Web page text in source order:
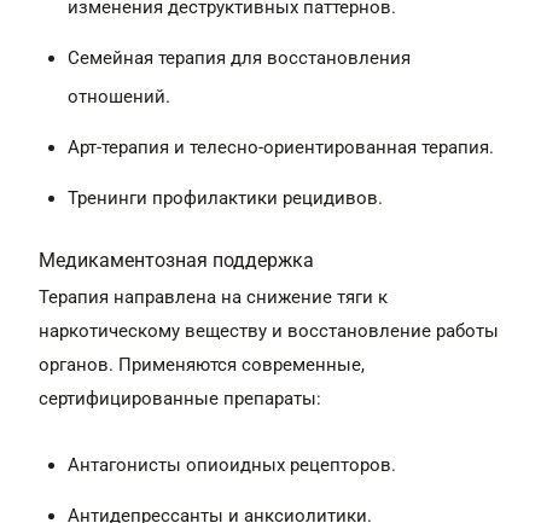
изменения деструктивных паттернов.
Семейная терапия для восстановления
отношений.
Арт-терапия и телесно-ориентированная терапия.
Тренинги профилактики рецидивов.
Медикаментозная поддержка
Терапия направлена на снижение тяги к
наркотическому веществу и восстановление работы
органов. Применяются современные,
сертифицированные препараты:
Антагонисты опиоидных рецепторов.
Антидепрессанты и анксиолитики.